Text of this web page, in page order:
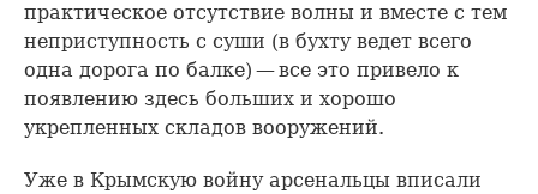
практическое отсутствие волны и вместе с тем
неприступность с суши (в бухту ведет всего
одна дорога по балке) — все это привело к
появлению здесь больших и хорошо
укрепленных складов вооружений.
Уже в Крымскую войну арсенальцы вписали